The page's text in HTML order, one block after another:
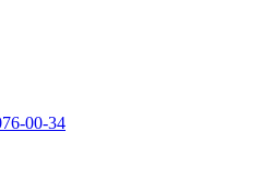
00-34